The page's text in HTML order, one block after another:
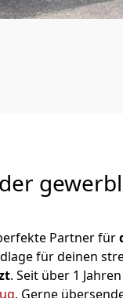
Partner für
für deinen
. Seit über 1
. Gerne